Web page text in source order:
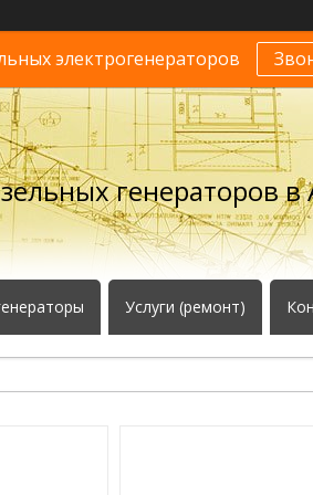
электрогенераторов
генераторов
Услуги (ремонт)